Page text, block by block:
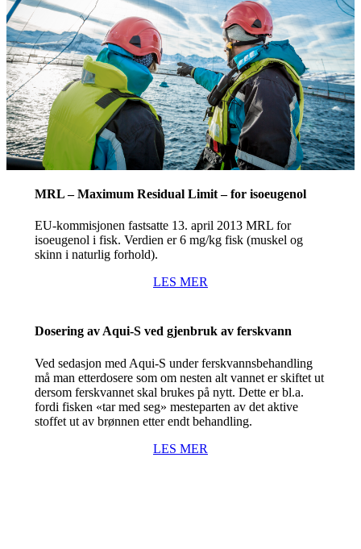
MRL – Maximum Residual Limit – for isoeugenol
EU-kommisjonen fastsatte 13. april 2013 MRL for
isoeugenol i fisk. Verdien er 6 mg/kg fisk (muskel og
skinn i naturlig forhold).
LES MER
Dosering av Aqui-S ved gjenbruk av ferskvann
Ved sedasjon med Aqui-S under ferskvannsbehandling
må man etterdosere som om nesten alt vannet er skiftet ut
dersom ferskvannet skal brukes på nytt. Dette er bl.a.
fordi fisken «tar med seg» mesteparten av det aktive
stoffet ut av brønnen etter endt behandling.
LES MER